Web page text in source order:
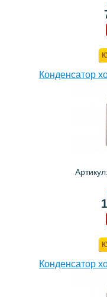
Конденсатор
Артикул:
Конденсатор